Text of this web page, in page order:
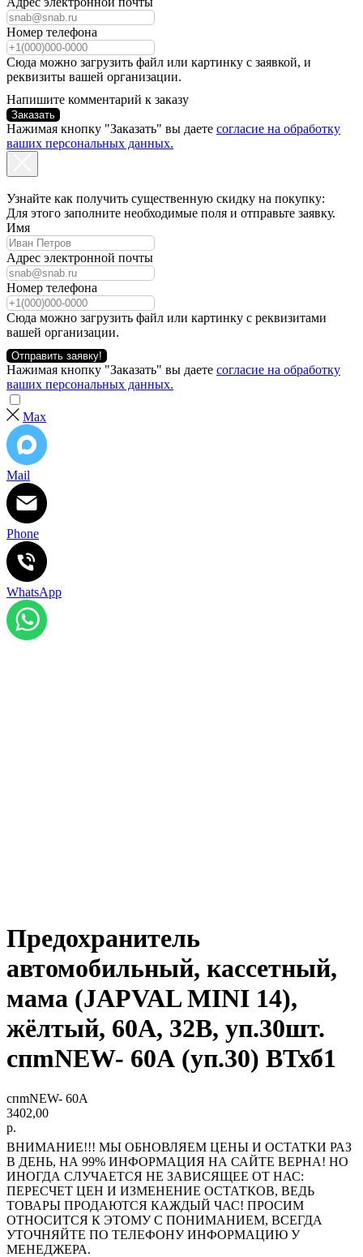
Номер телефона
Сюда можно загрузить файл или картинку с заявкой, и
реквизиты вашей организации.
Напишите комментарий к заказу
Заказать
Нажимая кнопку "Заказать" вы даете согласие на обработку
ваших персональных данных.
Узнайте как получить существенную скидку на покупку:
Для этого заполните необходимые поля и отправьте заявку.
Имя
Адрес электронной почты
Номер телефона
Сюда можно загрузить файл или картинку с реквизитами
вашей организации.
Отправить заявку!
Нажимая кнопку "Заказать" вы даете согласие на обработку
ваших персональных данных.
Max
Mail
Phone
WhatsApp
Предохранитель
автомобильный, кассетный,
мама (JAPVAL MINI 14),
жёлтый, 60А, 32В, уп.30шт.
спmNEW- 60А (уп.30) ВТхб1
спmNEW- 60А
3402,00
р.
ВНИМАНИЕ!!! МЫ ОБНОВЛЯЕМ ЦЕНЫ И ОСТАТКИ РАЗ
В ДЕНЬ, НА 99% ИНФОРМАЦИЯ НА САЙТЕ ВЕРНА! НО
ИНОГДА СЛУЧАЕТСЯ НЕ ЗАВИСЯЩЕЕ ОТ НАС:
ПЕРЕСЧЕТ ЦЕН И ИЗМЕНЕНИЕ ОСТАТКОВ, ВЕДЬ
ТОВАРЫ ПРОДАЮТСЯ КАЖДЫЙ ЧАС! ПРОСИМ
ОТНОСИТСЯ К ЭТОМУ С ПОНИМАНИЕМ, ВСЕГДА
УТОЧНЯЙТЕ ПО ТЕЛЕФОНУ ИНФОРМАЦИЮ У
МЕНЕДЖЕРА.